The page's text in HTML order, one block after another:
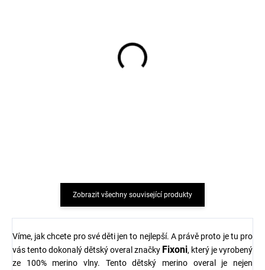
Zobrazit všechny související produkty
Víme, jak chcete pro své děti jen to nejlepší. A právě proto je tu pro
vás tento dokonalý dětský overal značky Fixoni, který je vyrobený
ze 100% merino vlny. Tento dětský merino overal je nejen